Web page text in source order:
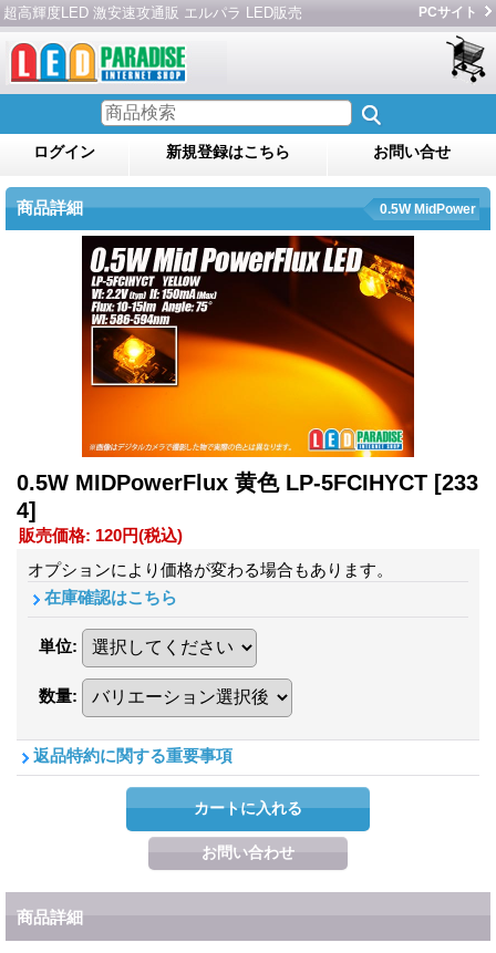
超高輝度LED 激安速攻通販 エルパラ LED販売 PCサイト
ログイン 新規登録はこちら お問い合せ
商品詳細 0.5W MidPower
0.5W MIDPowerFlux 黄色 LP-5FCIHYCT [233
4]
販売価格: 120円(税込)
オプションにより価格が変わる場合もあります。
在庫確認はこちら
単位:
数量:
返品特約に関する重要事項
商品詳細